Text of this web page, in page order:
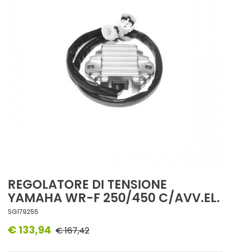
REGOLATORE DI TENSIONE
YAMAHA WR-F 250/450 C/AVV.EL.
SG179255
€ 133,94 € 167,42